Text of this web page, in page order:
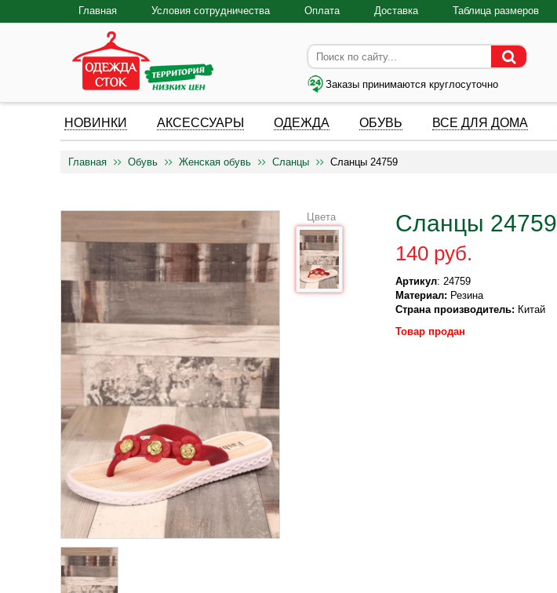
Главная Условия сотрудничества Оплата Доставка Таблица размеров
Заказы принимаются круглосуточно
НОВИНКИ АКСЕССУАРЫ ОДЕЖДА ОБУВЬ ВСЕ ДЛЯ ДОМА
Главная Обувь Женская обувь Сланцы Сланцы 24759
Сланцы 24759
140 руб.
Артикул: 24759
Материал: Резина
Страна производитель: Китай
Цвета
Товар продан